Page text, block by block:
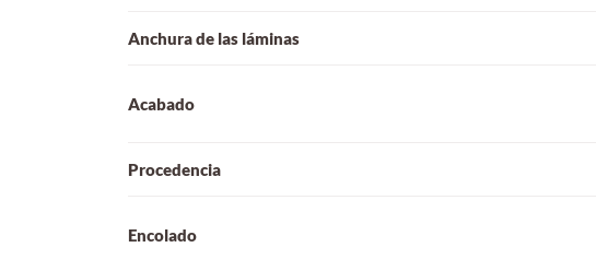
Anchura de las láminas
Acabado
Procedencia
Encolado